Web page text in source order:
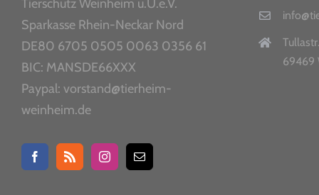
Tierschutz Weinheim u.U.e.V.
Sparkasse Rhein-Neckar Nord
DE80 6705 0505 0063 0356 61
BIC: MANSDE66XXX
Paypal: vorstand@tierheim-
weinheim.de
69469